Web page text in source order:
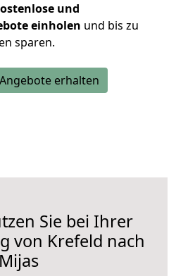
und
einholen und bis zu
sparen.
erhalten
Sie bei Ihrer
von Krefeld nach
Mijas